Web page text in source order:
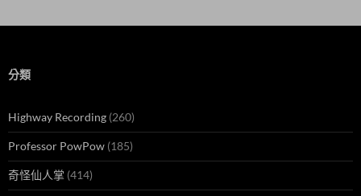
分類
Highway Recording (260)
Professor PowPow (185)
奇怪仙人掌 (414)